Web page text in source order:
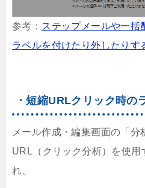
参考： ステップメールや一括
ラベルを付けたり外したりす
・短縮URLクリック時の
メール作成・編集画面の「
URL（クリック分析）を使用
れ、